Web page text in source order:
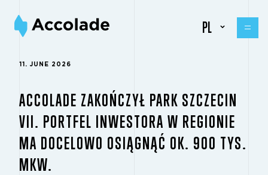
PL
11. JUNE 2026
ACCOLADE ZAKOŃCZYŁ PARK SZCZECIN
VII. PORTFEL INWESTORA W REGIONIE
MA DOCELOWO OSIĄGNĄĆ OK. 900 TYS.
MKW.